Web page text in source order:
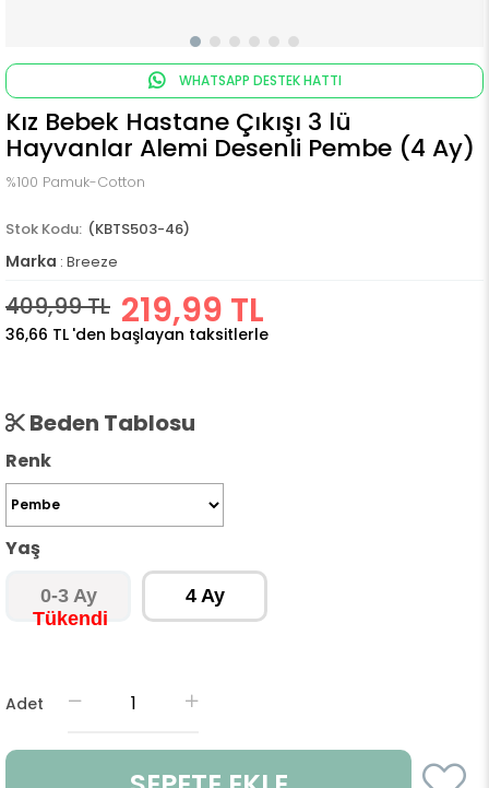
WHATSAPP DESTEK HATTI
Kız Bebek Hastane Çıkışı 3 lü
Hayvanlar Alemi Desenli Pembe (4 Ay)
%100 Pamuk-Cotton
(KBTS503-46)
Marka : Breeze
409,99 TL 219,99 TL
36,66 TL 'den başlayan taksitlerle
Beden Tablosu
Renk
Yaş
0-3 Ay 4 Ay
Adet